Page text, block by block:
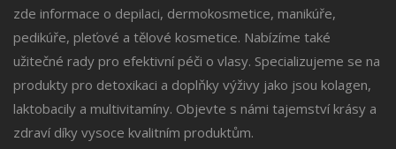
zde informace o depilaci, dermokosmetice, manikúře,
pedikúře, pleťové a tělové kosmetice. Nabízíme také
užitečné rady pro efektivní péči o vlasy. Specializujeme se na
produkty pro detoxikaci a doplňky výživy jako jsou kolagen,
laktobacily a multivitamíny. Objevte s námi tajemství krásy a
zdraví díky vysoce kvalitním produktům.